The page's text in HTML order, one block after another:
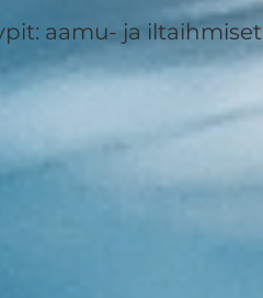
aamu- ja iltaihmiset